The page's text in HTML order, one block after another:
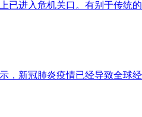
已进入危机关口。有别于传统的
，新冠肺炎疫情已经导致全球